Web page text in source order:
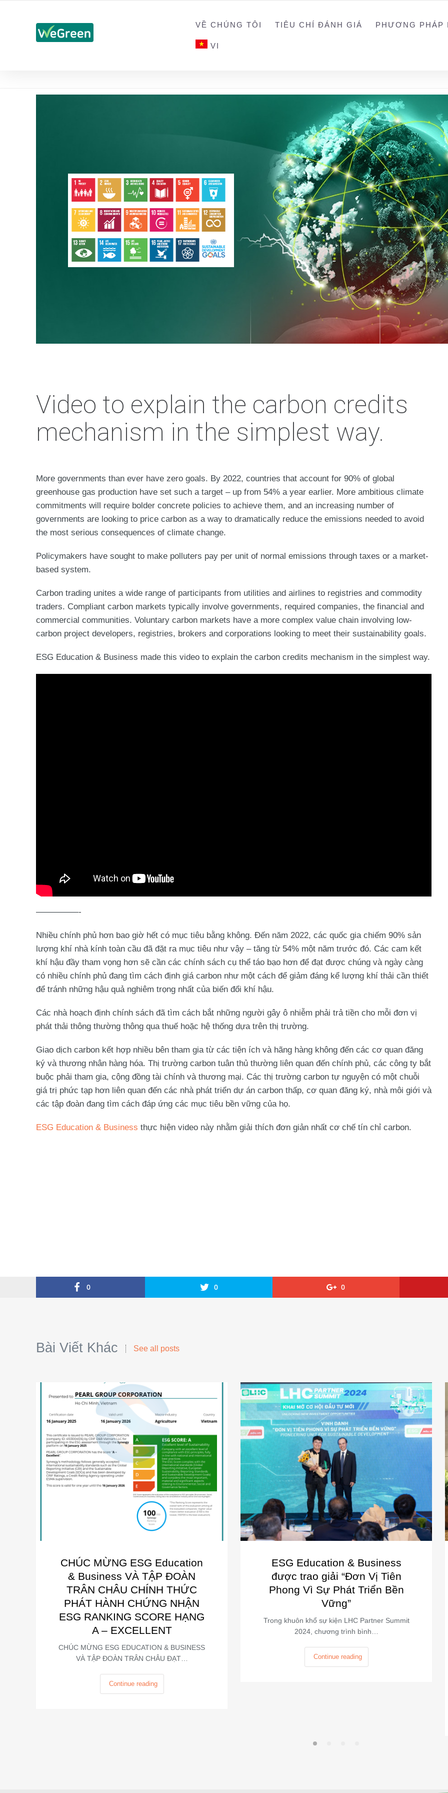
VỀ CHÚNG TÔI TIÊU CHÍ ĐÁNH GIÁ PHƯƠNG PHÁP
VI
Video to explain the carbon credits
mechanism in the simplest way.
More governments than ever have zero goals. By 2022, countries that account for 90% of global
greenhouse gas production have set such a target – up from 54% a year earlier. More ambitious climate
commitments will require bolder concrete policies to achieve them, and an increasing number of
governments are looking to price carbon as a way to dramatically reduce the emissions needed to avoid
the most serious consequences of climate change.
Policymakers have sought to make polluters pay per unit of normal emissions through taxes or a market-
based system.
Carbon trading unites a wide range of participants from utilities and airlines to registries and commodity
traders. Compliant carbon markets typically involve governments, required companies, the financial and
commercial communities. Voluntary carbon markets have a more complex value chain involving low-
carbon project developers, registries, brokers and corporations looking to meet their sustainability goals.
ESG Education & Business made this video to explain the carbon credits mechanism in the simplest way.
—————-
Nhiều chính phủ hơn bao giờ hết có mục tiêu bằng không. Đến năm 2022, các quốc gia chiếm 90% sản
lượng khí nhà kính toàn cầu đã đặt ra mục tiêu như vậy – tăng từ 54% một năm trước đó. Các cam kết
khí hậu đầy tham vọng hơn sẽ cần các chính sách cụ thể táo bạo hơn để đạt được chúng và ngày càng
có nhiều chính phủ đang tìm cách định giá carbon như một cách để giảm đáng kể lượng khí thải cần thiết
để tránh những hậu quả nghiêm trọng nhất của biến đổi khí hậu.
Các nhà hoạch định chính sách đã tìm cách bắt những người gây ô nhiễm phải trả tiền cho mỗi đơn vị
phát thải thông thường thông qua thuế hoặc hệ thống dựa trên thị trường.
Giao dịch carbon kết hợp nhiều bên tham gia từ các tiện ích và hãng hàng không đến các cơ quan đăng
ký và thương nhân hàng hóa. Thị trường carbon tuân thủ thường liên quan đến chính phủ, các công ty bắt
buộc phải tham gia, cộng đồng tài chính và thương mại. Các thị trường carbon tự nguyện có một chuỗi
giá trị phức tạp hơn liên quan đến các nhà phát triển dự án carbon thấp, cơ quan đăng ký, nhà môi giới và
các tập đoàn đang tìm cách đáp ứng các mục tiêu bền vững của họ.
ESG Education & Business thực hiện video này nhằm giải thích đơn giản nhất cơ chế tín chỉ carbon.
0 0 0
Bài Viết Khác See all posts
CHÚC MỪNG ESG Education
& Business VÀ TẬP ĐOÀN
TRÂN CHÂU CHÍNH THỨC
PHÁT HÀNH CHỨNG NHẬN
ESG RANKING SCORE HẠNG
A – EXCELLENT
CHÚC MỪNG ESG EDUCATION & BUSINESS
VÀ TẬP ĐOÀN TRÂN CHÂU ĐẠT…
Continue reading
ESG Education & Business
được trao giải “Đơn Vị Tiên
Phong Vì Sự Phát Triển Bền
Vững”
Trong khuôn khổ sự kiện LHC Partner Summit
2024, chương trình bình…
Continue reading